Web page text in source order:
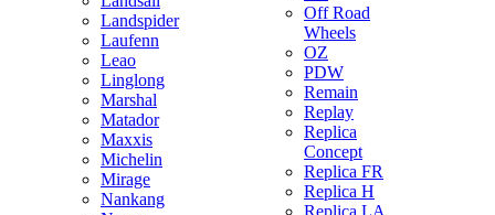
Landspider
Laufenn
Leao
Linglong
Marshal
Matador
Maxxis
Michelin
Mirage
Nankang
Off Road
Wheels
OZ
PDW
Remain
Replay
Replica
Concept
Replica FR
Replica H
Replica LA